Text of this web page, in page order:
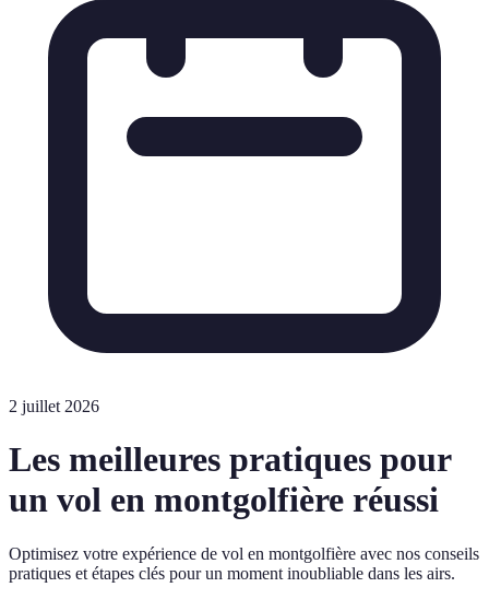
2 juillet 2026
Les meilleures pratiques pour
un vol en montgolfière réussi
Optimisez votre expérience de vol en montgolfière avec nos conseils
pratiques et étapes clés pour un moment inoubliable dans les airs.